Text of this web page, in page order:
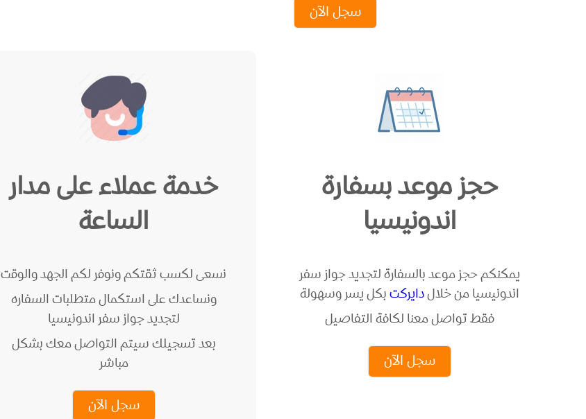
سجل الآن
حجز موعد بسفارة
اندونيسيا
يمكنكم حجز موعد بالسفارة لتجديد جواز سفر
اندونيسيا من خلالدايركتبكل يسر وسهولة
فقط تواصل معنا لكافة التفاصيل
سجل الآن
خدمة عملاء على مدار
الساعة
نسعى لكسب ثقتكم ونوفر لكم الجهد والوقت
ونساعدك على استكمال متطلبات السفاره
لتجديد جواز سفر اندونيسيا
بعد تسجيلك سيتم التواصل معك بشكل
مباشر
سجل الآن